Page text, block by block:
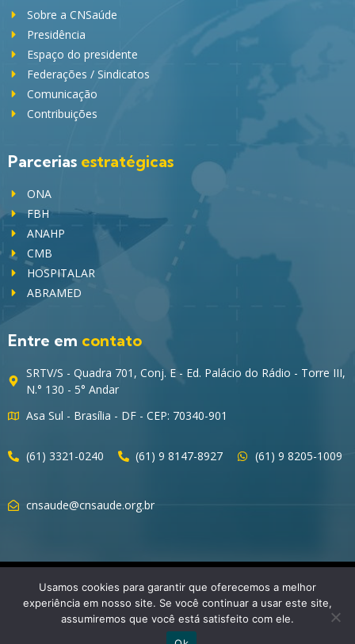
Sobre a CNSaúde
Presidência
Espaço do presidente
Federações / Sindicatos
Comunicação
Contribuições
Parcerias estratégicas
ONA
FBH
ANAHP
CMB
HOSPITALAR
ABRAMED
Entre em contato
SRTV/S - Quadra 701, Conj. E - Ed. Palácio do Rádio - Torre III,
N.° 130 - 5° Andar
Asa Sul - Brasília - DF - CEP: 70340-901
(61) 3321-0240 (61) 9 8147-8927 (61) 9 8205-1009
cnsaude@cnsaude.org.br
Usamos cookies para garantir que oferecemos a melhor
experiência em nosso site. Se você continuar a usar este site,
assumiremos que você está satisfeito com ele.